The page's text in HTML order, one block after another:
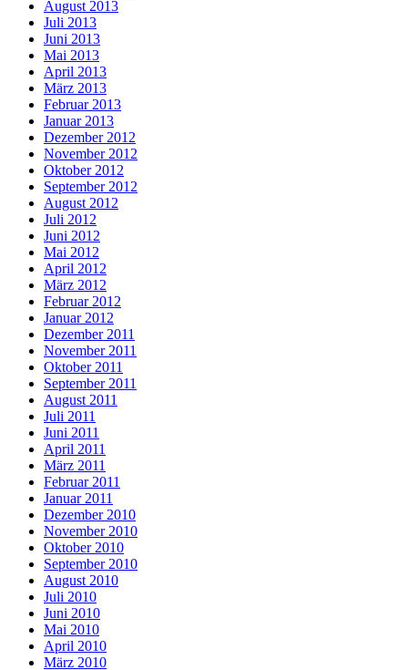
August 2013
Juli 2013
Juni 2013
Mai 2013
April 2013
März 2013
Februar 2013
Januar 2013
Dezember 2012
November 2012
Oktober 2012
September 2012
August 2012
Juli 2012
Juni 2012
Mai 2012
April 2012
März 2012
Februar 2012
Januar 2012
Dezember 2011
November 2011
Oktober 2011
September 2011
August 2011
Juli 2011
Juni 2011
April 2011
März 2011
Februar 2011
Januar 2011
Dezember 2010
November 2010
Oktober 2010
September 2010
August 2010
Juli 2010
Juni 2010
Mai 2010
April 2010
März 2010